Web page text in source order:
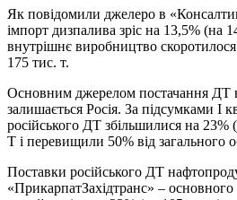
Як повідомили джелеро в
імпорт дизпалива зріс на 13,5% (на
внутрішнє виробництво
175 тис. т.
Основним джерелом постачання ДТ
залишається Росія. За підсумками І
російського ДТ збільшилися на 23%
Т і перевищили 50% від загального
Поставки російського ДТ
«ПрикарпатЗахідтранс» –